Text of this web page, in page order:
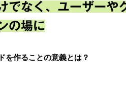
でなく、ユーザーや
の場に
を作ることの意義とは？